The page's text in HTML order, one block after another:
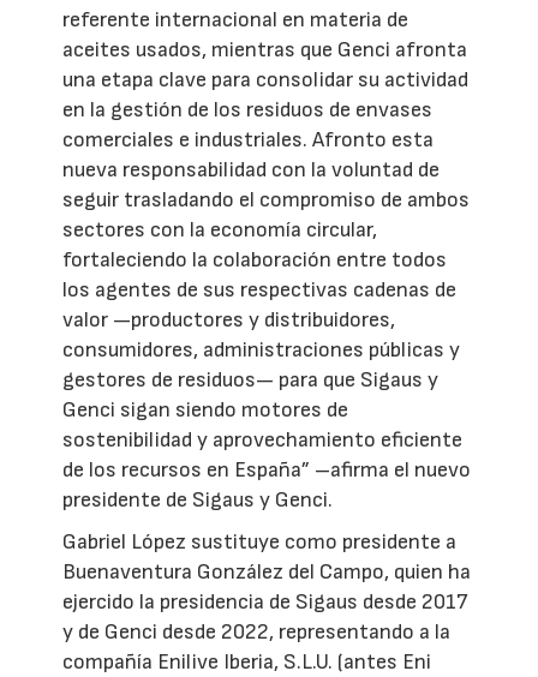
referente internacional en materia de
aceites usados, mientras que Genci afronta
una etapa clave para consolidar su actividad
en la gestión de los residuos de envases
comerciales e industriales. Afronto esta
nueva responsabilidad con la voluntad de
seguir trasladando el compromiso de ambos
sectores con la economía circular,
fortaleciendo la colaboración entre todos
los agentes de sus respectivas cadenas de
valor —productores y distribuidores,
consumidores, administraciones públicas y
gestores de residuos— para que Sigaus y
Genci sigan siendo motores de
sostenibilidad y aprovechamiento eficiente
de los recursos en España” –afirma el nuevo
presidente de Sigaus y Genci.
Gabriel López sustituye como presidente a
Buenaventura González del Campo, quien ha
ejercido la presidencia de Sigaus desde 2017
y de Genci desde 2022, representando a la
compañía Enilive Iberia, S.L.U. (antes Eni